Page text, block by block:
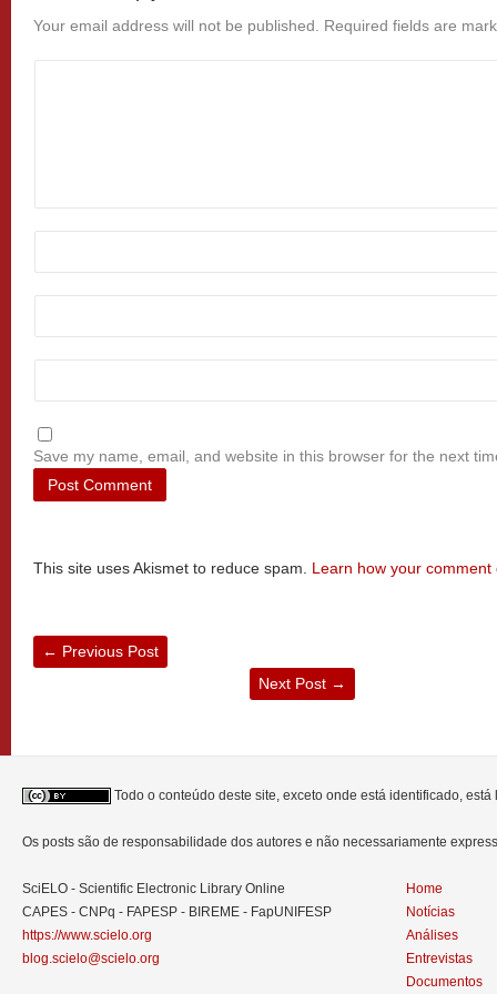
Your email address will not be published. Required fields are
Save my name, email, and website in this browser for the next
This site uses Akismet to reduce spam. Learn how your
← Previous Post
Next Post →
Todo o conteúdo deste site, exceto onde está identificado,
Os posts são de responsabilidade dos autores e não necessariamente
SciELO - Scientific Electronic Library Online
CAPES - CNPq - FAPESP - BIREME - FapUNIFESP
https://www.scielo.org
blog.scielo@scielo.org
Home
Notícias
Análises
Entrevistas
Documentos